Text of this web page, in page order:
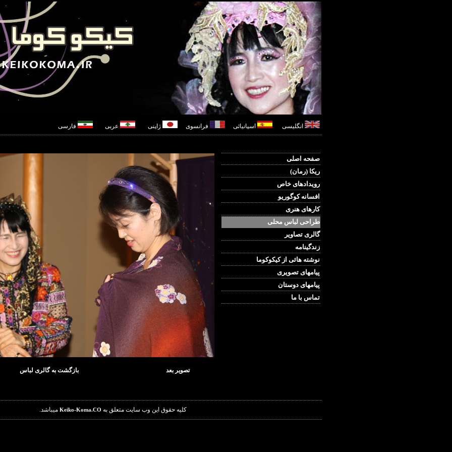
انگلیسی اسپانیائی فرانسوی ژاپنی عربی فارسی
صفحه اصلی
ریکا (رمان)
رویدادهای خاص
افسانه کوگوریو
کارهای هنری
طراحی لباس محلی
گالری تصاویر
زندگینامه
نوشته هائی از کیکوکوما
پیامهای تصویری
پیامهای دوستان
تماس با ما
تصویر بعد بازگشت به گالری لباس
کلیه حقوق این وب سایت متعلق به Keiko-Koma.CO میباشد.